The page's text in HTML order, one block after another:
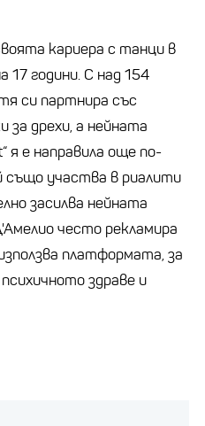
кариера с танци в
години. С над 154
си партнира със
за дрехи, а нейната
я е направила още по-
участва в риалити
засилва нейната
често рекламира
платформата, за
здраве и